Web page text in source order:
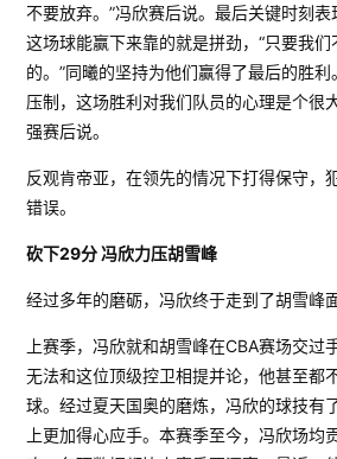
不要放弃。”冯欣赛后说。最后关键时刻表
这场球能赢下来靠的就是拼劲，“只要我
的。”同曦的坚持为他们赢得了最后的胜
压制，这场胜利对我们队员的心理是个很
强赛后说。
反观肯帝亚，在领先的情况下打得保守，
错误。
砍下29分 冯欣力压胡雪峰
经过多年的磨砺，冯欣终于走到了胡雪峰面
上赛季，冯欣就和胡雪峰在CBA赛场交过
无法和这位顶级控卫相提并论，他甚至都
球。经过夏天国奥的磨炼，冯欣的球技有
上更加得心应手。本赛季至今，冯欣场均